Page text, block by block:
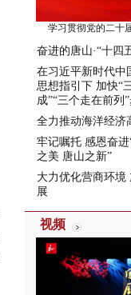
学习贯彻党的二十
奋进的唐山·“十四
在习近平新时代中
思想指引下 加快“
成”“三个走在前列
全力推动海洋经济
牢记嘱托 感恩奋
之美 唐山之新”
大力优化营商环境
展
视频